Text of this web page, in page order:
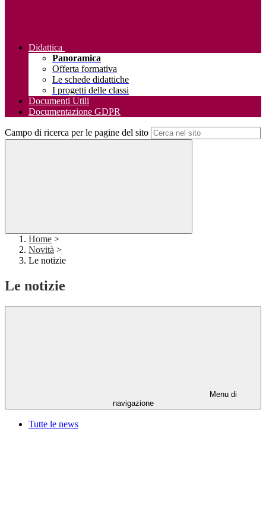
Didattica
Panoramica
Offerta formativa
Le schede didattiche
I progetti delle classi
Documenti Utili
Documentazione GDPR
Campo di ricerca per le pagine del sito
Home >
Novità >
Le notizie
Le notizie
Menu di
navigazione
Tutte le news